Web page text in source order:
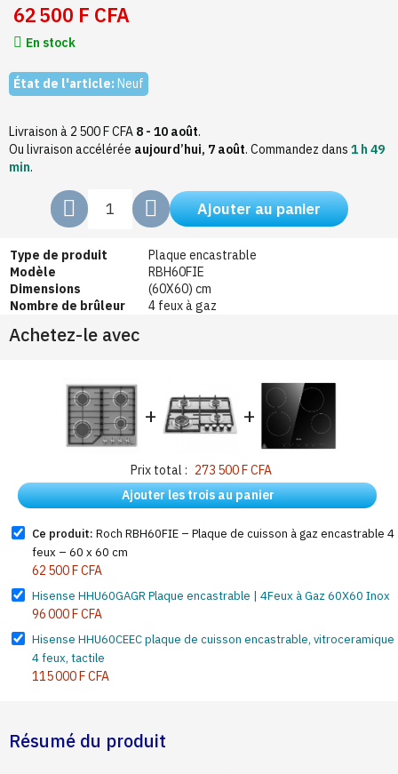
62 500 F CFA
En stock
État de l'article: Neuf
Livraison à 2 500 F CFA 8 - 10 août.
Ou livraison accélérée aujourd’hui, 7 août. Commandez dans 1 h 49
min.
Ajouter au panier
Type de produit
Plaque encastrable
Modèle
RBH60FIE
Dimensions
(60X60) cm
Nombre de brûleur
4 feux à gaz
Achetez-le avec
+ +
Prix total : 273 500 F CFA
Ajouter les trois au panier
Ce produit: Roch RBH60FIE – Plaque de cuisson à gaz encastrable 4
feux – 60 x 60 cm
62 500 F CFA
Hisense HHU60GAGR Plaque encastrable | 4Feux à Gaz 60X60 Inox
96 000 F CFA
Hisense HHU60CEEC plaque de cuisson encastrable, vitroceramique
4 feux, tactile
115 000 F CFA
Résumé du produit